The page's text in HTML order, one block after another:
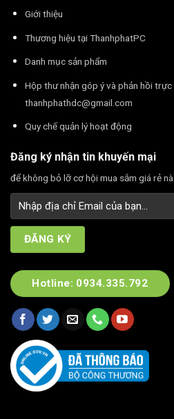
Giới thiệu
Thương hiệu tại ThanhphatPC
Danh mục sản phẩm
Hộp thư nhận góp ý và phản hồi trực
thanhphathdc@gmail.com
Quy chế quản lý hoạt động
Đăng ký nhận tin khuyến mại
để không bỏ lỡ cơ hội mua sắm giá rẻ
Hotline: 0934.335.792